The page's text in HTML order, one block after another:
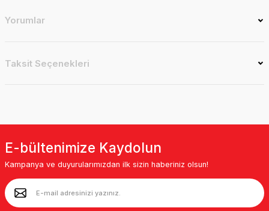
Yorumlar
Taksit Seçenekleri
E-bültenimize Kaydolun
Kampanya ve duyurularımızdan ilk sizin haberiniz olsun!